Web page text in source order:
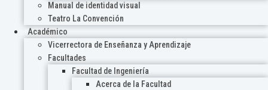
Manual de identidad visual
Teatro La Convención
Académico
Vicerrectora de Enseñanza y Aprendizaje
Facultades
Facultad de Ingeniería
Acerca de la Facultad